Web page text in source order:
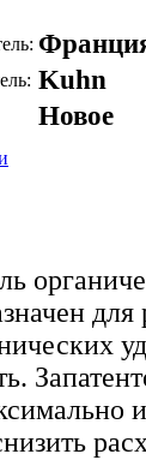
Kuhn
Новое